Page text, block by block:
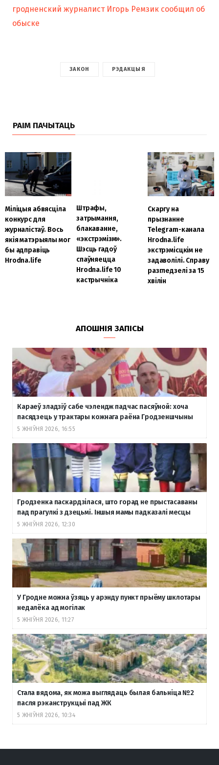
гродненский журналист Игорь Ремзик сообщил об
обыске
ЗАКОН РЭДАКЦЫЯ
РАІМ ПАЧЫТАЦЬ
Міліцыя абвясціла
конкурс для
журналістаў. Вось
якія матэрыялы мог
бы адправіць
Hrodna.life
Штрафы,
затрымання,
блакаванне,
«экстрэмізм».
Шэсць гадоў
спаўняецца
Hrodna.life 10
кастрычніка
Скаргу на
прызнанне
Telegram-канала
Hrodna.life
экстрэмісцкім не
задаволілі. Справу
разгледзелі за 15
хвілін
АПОШНІЯ ЗАПІСЫ
Караеў зладзіў сабе чэлендж падчас пасяўной: хоча
пасядзець у трактары кожнага раёна Гродзеншчыны
5 ЖНІЎНЯ 2026, 16:55
Гродзенка паскардзілася, што горад не прыстасаваны
пад прагулкі з дзецьмі. Іншыя мамы падказалі месцы
5 ЖНІЎНЯ 2026, 12:30
У Гродне можна ўзяць у арэнду пункт прыёму шклотары
недалёка ад могілак
5 ЖНІЎНЯ 2026, 11:27
Стала вядома, як можа выглядаць былая бальніца №2
пасля рэканструкцыі пад ЖК
5 ЖНІЎНЯ 2026, 10:34